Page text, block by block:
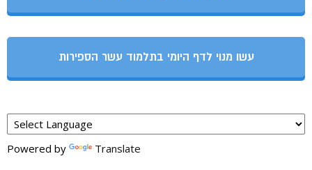
עשו מנוי לדף היומי בתלמוד עשר הספירות
Powered by Translate